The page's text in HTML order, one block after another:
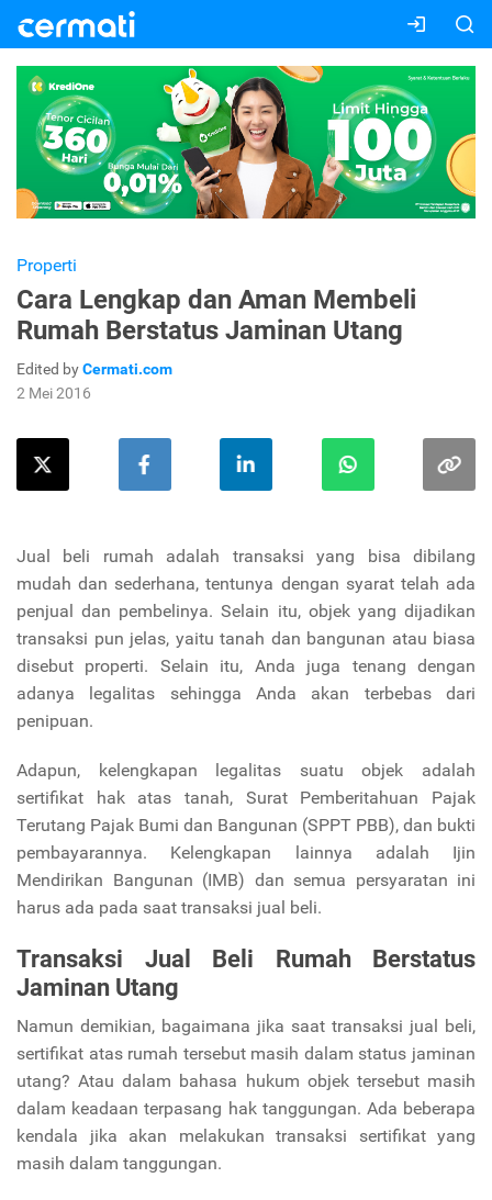
Properti
Cara Lengkap dan Aman Membeli
Rumah Berstatus Jaminan Utang
Edited byCermati.com
2 Mei 2016
Jual beli rumah adalah transaksi yang bisa dibilang
mudah dan sederhana, tentunya dengan syarat telah ada
penjual dan pembelinya. Selain itu, objek yang dijadikan
transaksi pun jelas, yaitu tanah dan bangunan atau biasa
disebut properti. Selain itu, Anda juga tenang dengan
adanya legalitas sehingga Anda akan terbebas dari
penipuan.
Adapun, kelengkapan legalitas suatu objek adalah
sertifikat hak atas tanah, Surat Pemberitahuan Pajak
Terutang Pajak Bumi dan Bangunan (SPPT PBB), dan bukti
pembayarannya. Kelengkapan lainnya adalah Ijin
Mendirikan Bangunan (IMB) dan semua persyaratan ini
harus ada pada saat transaksi jual beli.
Transaksi Jual Beli Rumah Berstatus
Jaminan Utang
Namun demikian, bagaimana jika saat transaksi jual beli,
sertifikat atas rumah tersebut masih dalam status jaminan
utang? Atau dalam bahasa hukum objek tersebut masih
dalam keadaan terpasang hak tanggungan. Ada beberapa
kendala jika akan melakukan transaksi sertifikat yang
masih dalam tanggungan.